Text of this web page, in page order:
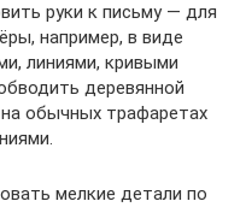
руки к письму — для
например, в виде
линиями, кривыми
деревянной
обычных трафаретах
мелкие детали по